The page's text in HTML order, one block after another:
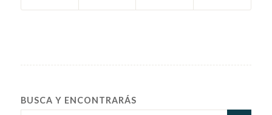
BUSCA Y ENCONTRARÁS